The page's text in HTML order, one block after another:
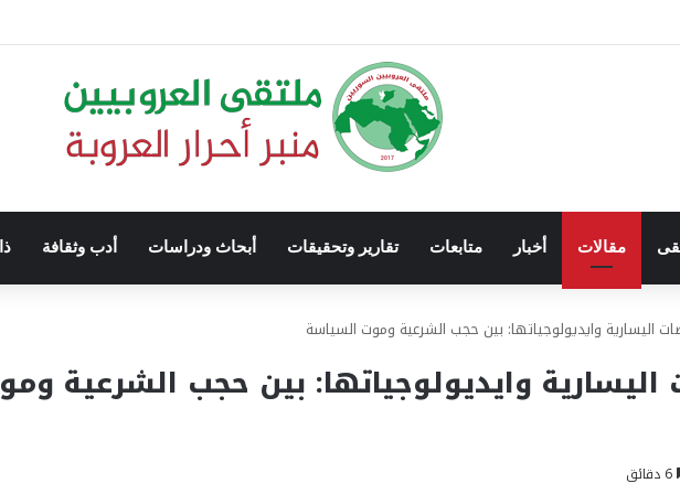
مقالات أخبار متابعات تقارير وتحقيقات أبحاث ودراسات أدب وثقافة
اليسارية وايديولوجياتها: بين حجب الشرعية وموت السياسة
اليسارية وايديولوجياتها: بين حجب الشرعية